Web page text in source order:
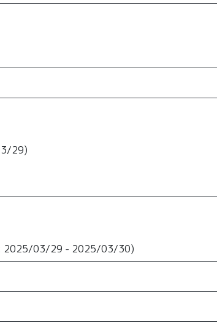
29)
: 2025/03/29 - 2025/03/30)